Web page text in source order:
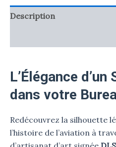
Description
L’Élégance
dans votre
Redécouvrez la silhouette
l’histoire de l’aviation à